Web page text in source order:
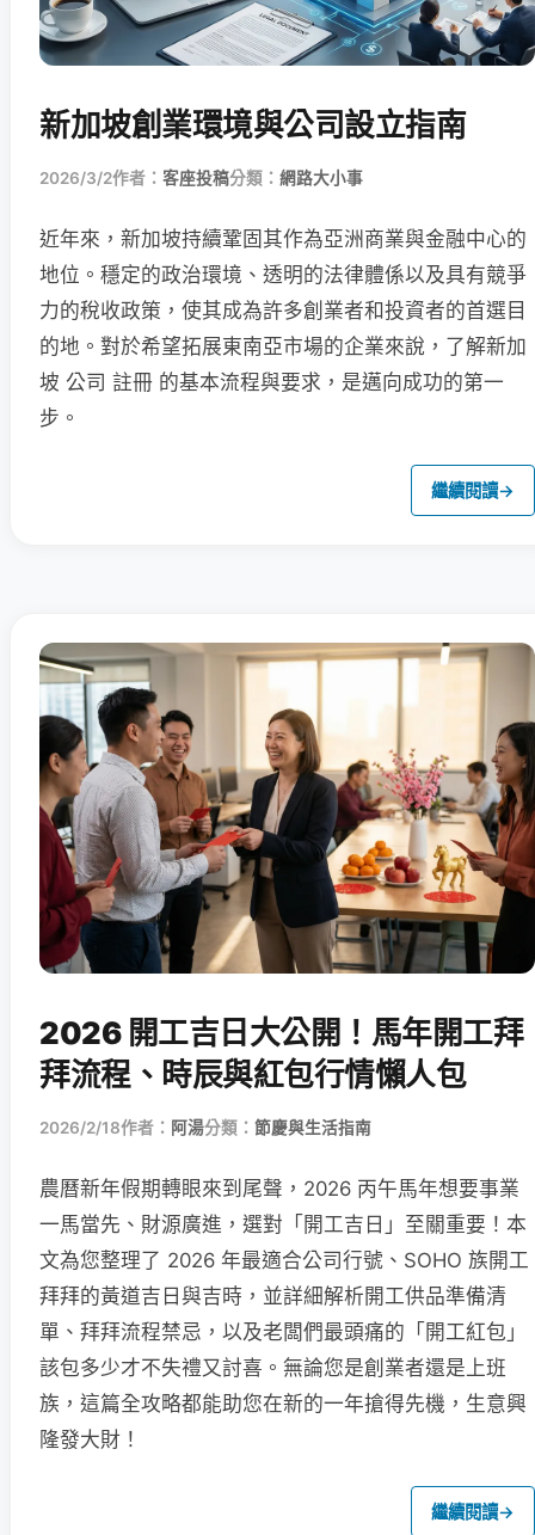
新加坡創業環境與公司設立指南
2026/3/2作者： 客座投稿分類： 網路大小事
近年來，新加坡持續鞏固其作為亞洲商業與金融中心的
地位。穩定的政治環境、透明的法律體係以及具有競爭
力的稅收政策，使其成為許多創業者和投資者的首選目
的地。對於希望拓展東南亞市場的企業來說，了解新加
坡 公司 註冊 的基本流程與要求，是邁向成功的第一
步。
繼續閱讀→
2026 開工吉日大公開！馬年開工拜
拜流程、時辰與紅包行情懶人包
2026/2/18作者： 阿湯分類： 節慶與生活指南
農曆新年假期轉眼來到尾聲，2026 丙午馬年想要事業
一馬當先、財源廣進，選對「開工吉日」至關重要！本
文為您整理了 2026 年最適合公司行號、SOHO 族開工
拜拜的黃道吉日與吉時，並詳細解析開工供品準備清
單、拜拜流程禁忌，以及老闆們最頭痛的「開工紅包」
該包多少才不失禮又討喜。無論您是創業者還是上班
族，這篇全攻略都能助您在新的一年搶得先機，生意興
隆發大財！
繼續閱讀→